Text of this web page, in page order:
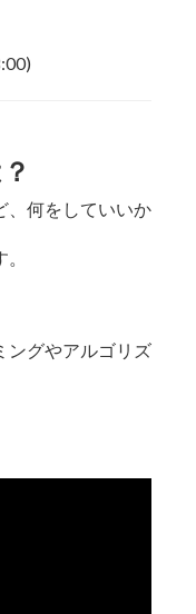
、何をしていいか
ングやアルゴリズ